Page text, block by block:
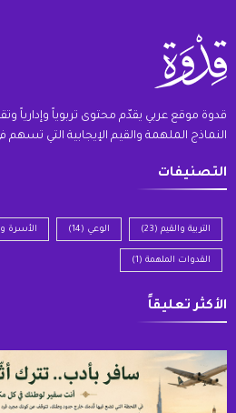
قدوة موقع عربي يقدّم محتوى تربوياً وإدارياً
النماذج الملهمة والقيم الإيجابية التي
التصنيفات
التربية والقيم (23) الوعي (14) الأسرة
القدوات الملهمة (1)
الأكثر تعليقاً